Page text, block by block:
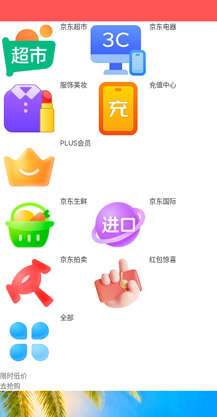
京东超市 京东电器
服饰美妆 充值中心
PLUS会员
京东生鲜 京东国际
京东拍卖 红包惊喜
全部
限时低价
去抢购